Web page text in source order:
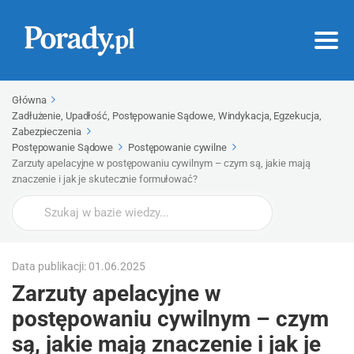
Główna
Zadłużenie, Upadłość, Postępowanie Sądowe, Windykacja, Egzekucja,
Zabezpieczenia
Postępowanie Sądowe
Postępowanie cywilne
Zarzuty apelacyjne w postępowaniu cywilnym – czym są, jakie mają
znaczenie i jak je skutecznie formułować?
Wyszukaj
Data publikacji: 01.06.2025
Zarzuty apelacyjne w
postępowaniu cywilnym – czym
są, jakie mają znaczenie i jak je